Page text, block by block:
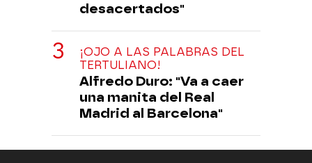
desacertados"
¡OJO A LAS PALABRAS DEL
TERTULIANO!
Alfredo Duro: "Va a caer
una manita del Real
Madrid al Barcelona"